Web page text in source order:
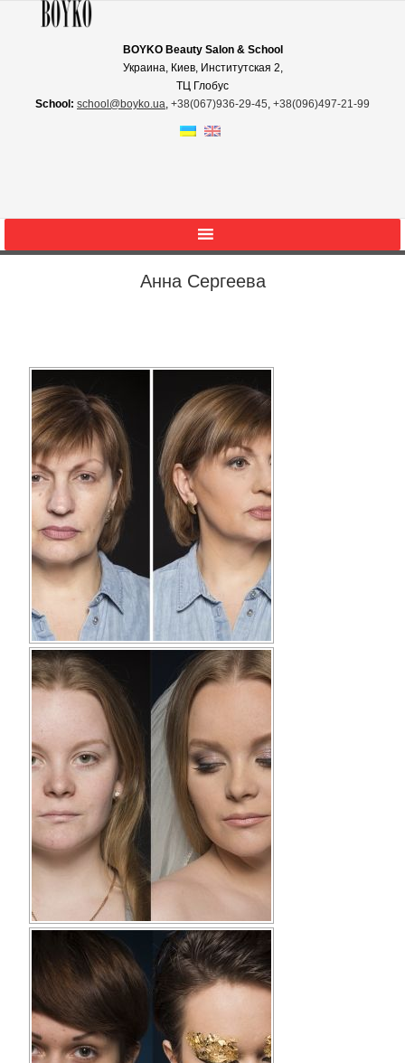
BOYKO Beauty Salon & School
Украина, Киев, Институтская 2,
ТЦ Глобус
School: school@boyko.ua, +38(067)936‑29‑45, +38(096)497‑21‑99
Анна Сергеева